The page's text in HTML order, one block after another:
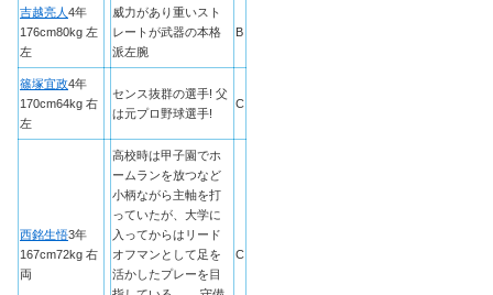
吉越亮人 4年
176cm80kg 左
左
威力があり重いスト
レートが武器の本格
派左腕
B
篠塚宜政4年
170cm64kg 右
左
センス抜群の選手! 父
は元プロ野球選手!
C
西銘生悟3年
167cm72kg 右
両
高校時は甲子園でホ
ームランを放つなど
小柄ながら主軸を打
っていたが、大学に
入ってからはリード
オフマンとして足を
活かしたプレーを目
C